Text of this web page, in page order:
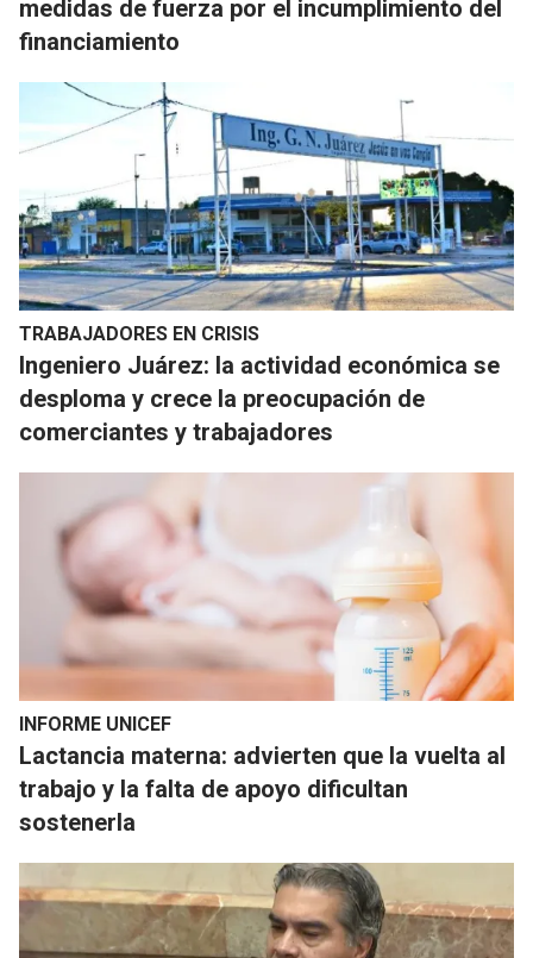
medidas de fuerza por el incumplimiento del
financiamiento
TRABAJADORES EN CRISIS
Ingeniero Juárez: la actividad económica se
desploma y crece la preocupación de
comerciantes y trabajadores
INFORME UNICEF
Lactancia materna: advierten que la vuelta al
trabajo y la falta de apoyo dificultan
sostenerla